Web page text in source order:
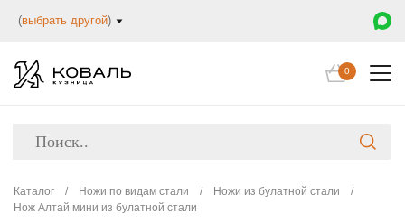
(выбрать другой)
0
Каталог / Ножи по видам стали / Ножи из булатной стали
/
Нож Алтай мини из булатной стали